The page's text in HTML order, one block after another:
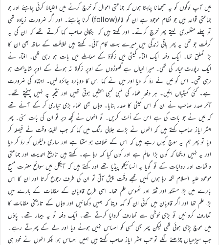
مَیں آپ لوگوں کو یہ سمجھانا چاہتا ہوں کہ جماعتی اموال کو خرچ کرنے میں احتیاط کرنی چاہئے اور جو
جماعتی قواعد ہیں جو نظام موجود ہے ان کو فالو(follow) کرنا چاہئے۔ اور اگر ضرورت زیادہ تھی
تو پہلے منظوری لیتے پھر خرچ کرتے۔ اور کہتے ہیں کہ بنگالی صاحب کہا کرتے تھے کہ ان کی یہ
گرفت جو تھی یہ پھر باقی زندگی میں میرے بہت کام آئی۔ کہتے ہیں خلافت کے ساتھ بھی ان کا
بڑا تعلق تھا۔ ایک دفعہ ایک افتاء کمیٹی میں زکوٰۃ کے معاملے میں بات ہو رہی تھی۔ افتاء نے
ایک رپورٹ تیار کی تھی۔ میرا خیال ہے گھوڑوں کے اوپر زکوٰۃ نہ ہونے کے اوپر شایدبحث ہو
رہی تھی۔ اس کو مَیں نے ردّ کر دیا اور میں نے کہا اس کا دوبارہ جائزہ لیں۔ اجتہاد کی ضرورت
ہے۔ کئی کمیٹیاں بنیں۔ ہر دفعہ علماء کی لمبی لمبی بحثیں ہوتی تھیں اور نتیجہ پہ نہیں پہنچتے تھے۔
آخر صدر صاحب نے ان کو اس کمیٹی کا صدر بنایا۔ وہاں بھی علماء بڑی تیاری کر کے آئے تھے
کہ مَیں نے جو بات کی ہے اس کے اُلٹ کریں۔ تو انہوں نے کچھ دیر تو ان کی بات سنی۔ پھر
مبشر ایاز صاحب کہتے ہیں کہ انہوں نے بڑے جلالی رنگ میں کہا کہ جب خلیفۂ وقت نے فیصلہ کر
دیا تو پھر ہم یہ سوچ کیوں رہے ہیں کہ اس کے خلاف ہو سکتا ہے اور ساری دلیلوں کو ردّ کر دیا
اور یہ نہیں دیکھا کہ کون بڑا عالم ہے اور کون کیا کہہ رہا ہے۔ کہتے ہیں تاریخ احمدیت اور جماعتی
واقعات اور روایات کے تو گویا یہ انسائیکلو پیڈیا تھے اور کہتے ہیں کہ آجکل مَیں سوانح حضرت مسیح
موعود علیہ السلام لکھ رہا ہوں کہیں مجھے دقّت پیش آتی تو ان کی طرف رجوع کرتا اور ان کا اس
بارے میں بڑا مستند اور ثقہ اور ٹھوس علم تھا۔ اسی طرح قادیان کے مقامات کے بارے میں
بڑا علم تھا اور اگر قادیان میں کوئی ان کو کہہ دیتا کہ ہمیں دکھائیں اور وہاں کے تاریخی مقامات کا
تعارف کروائیں تو بڑی خوشی سے تعارف کروایا کرتے تھے۔ ایک دفعہ تو یہ بیمار تھے۔ پاؤں
میں موچ پڑی ہوئی تھی لیکن پھر بھی کسی کو احساس نہیں ہونے دیا اور لے کے پھرتے رہے۔
جب سیڑھیاں چڑھنے لگے تو تب مبشر ایاز صاحب کہتے ہیں ہمیں احساس ہوا بلکہ انہوں نے خود ہی